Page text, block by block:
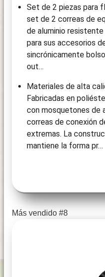
Set de 2 piezas para
set de 2 correas de
de aluminio
para sus accesorios
sincrónicamente
out…
Materiales de alta
Fabricadas en
con mosquetones de
correas de conexión
extremas. La
mantiene la forma pr…
Más vendido #8